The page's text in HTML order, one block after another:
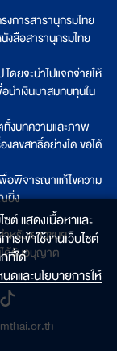
งการสารานุกรมไทย
งสือสารานุกรมไทย
โดยจะนำไปแจกจ่ายให้
นำเงินมาสมทบทุนใน
งบทความและภาพ
งลิขสิทธิ์อย่างใด ขอได้
พื่อพิจารณาแก้ไขความ
ยิ่ง
หรับเยาวชนฯ
ได้รับอนุญาต
ต์ แสดงเนื้อหาและ
รเข้าใช้งานเว็บไซต์
ที่ใด๋
ดและนโยบายการให้